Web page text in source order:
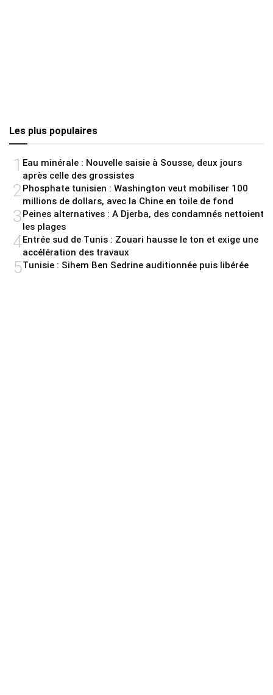
Les plus populaires
1 Eau minérale : Nouvelle saisie à Sousse, deux jours
après celle des grossistes
2Phosphate tunisien : Washington veut mobiliser 100
millions de dollars, avec la Chine en toile de fond
3Peines alternatives : A Djerba, des condamnés nettoient
les plages
4Entrée sud de Tunis : Zouari hausse le ton et exige une
accélération des travaux
5Tunisie : Sihem Ben Sedrine auditionnée puis libérée